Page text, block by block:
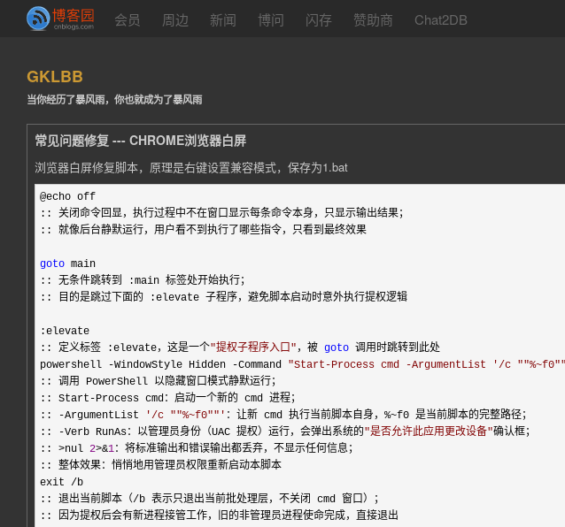
会员 周边 新闻 博问 闪存 赞助商 Chat2DB
GKLBB
当你经历了暴风雨，你也就成为了暴风雨
常见问题修复 --- CHROME浏览器白屏
浏览器白屏修复脚本，原理是右键设置兼容模式，保存为1.bat
@echo off
:: 关闭命令回显，执行过程中不在窗口显示每条命令本身，只显示输出结果；
:: 就像后台静默运行，用户看不到执行了哪些指令，只看到最终效果
goto main
:: 无条件跳转到 :main 标签处开始执行；
:: 目的是跳过下面的 :elevate 子程序，避免脚本启动时意外执行提权逻辑
:elevate
:: 定义标签 :elevate，这是一个"提权子程序入口"，被 goto 调用时跳转到此处
powershell
-WindowStyle Hidden -Command "Start-Process cmd -ArgumentList '/c ""%~f0""
:: 调用 PowerShell 以隐藏窗口模式静默运行；
:: Start -Process cmd：启动一个新的 cmd 进程；
::
-ArgumentList '/c ""%~f0"" ' ：让新 cmd 执行当前脚本自身，%~f0 是当前脚本的完整路径；
::
-Verb RunAs：以管理员身份（UAC 提权）运行，会弹出系统的"是否允许此应用更改设备"确认框；
:: >nul 2>&1：将标准输出和错误输出都丢弃，不显示任何信息；
:: 整体效果：悄悄地用管理员权限重新启动本脚本
exit /b
:: 退出当前脚本（/b 表示只退出当前批处理层，不关闭 cmd 窗口）；
:: 因为提权后会有新进程接管工作，旧的非管理员进程使命完成，直接退出